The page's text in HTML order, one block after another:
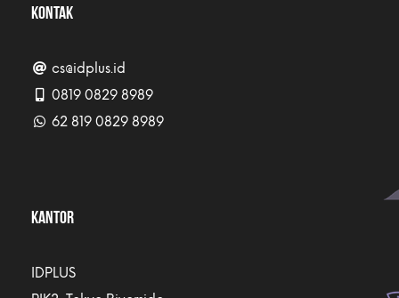
KONTAK
cs@idplus.id
0819 0829 8989
62 819 0829 8989
KANTOR
IDPLUS